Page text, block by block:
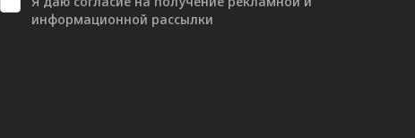
информационной рассылки